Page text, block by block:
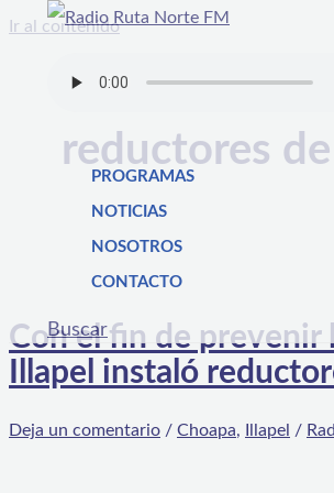
Ir al contenido
PROGRAMAS
NOTICIAS
NOSOTROS
CONTACTO
Buscar
reductores
Con el fin de prevenir
Illapel instaló
Deja un comentario / Choapa, Illapel /